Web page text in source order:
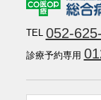
TEL 052-
診療予約専用